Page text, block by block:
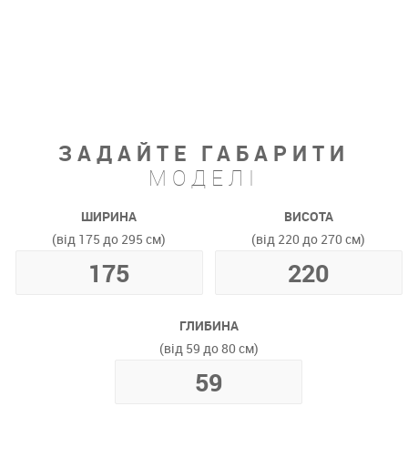
ЗАДАЙТЕ ГАБАРИТИ
МОДЕЛІ
ШИРИНА
(від 175 до 295 см)
ВИСОТА
(від 220 до 270 см)
ГЛИБИНА
(від 59 до 80 см)